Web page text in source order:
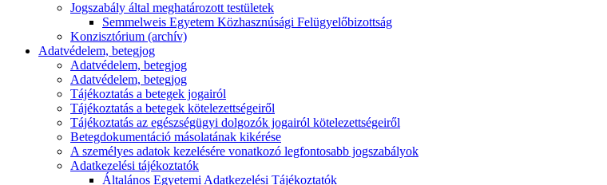
Jogszabály által meghatározott testületek
Semmelweis Egyetem Közhasznúsági Felügyelőbizottság
Konzisztórium (archív)
Adatvédelem, betegjog
Adatvédelem, betegjog
Adatvédelem, betegjog
Tájékoztatás a betegek jogairól
Tájékoztatás a betegek kötelezettségeiről
Tájékoztatás az egészségügyi dolgozók jogairól kötelezettségeiről
Betegdokumentáció másolatának kikérése
A személyes adatok kezelésére vonatkozó legfontosabb jogszabályok
Adatkezelési tájékoztatók
Általános Egyetemi Adatkezelési Tájékoztatók